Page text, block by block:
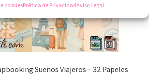
cookiesPolítica de PrivacidadAviso Legal
Sueños Viajeros – 32 Papeles